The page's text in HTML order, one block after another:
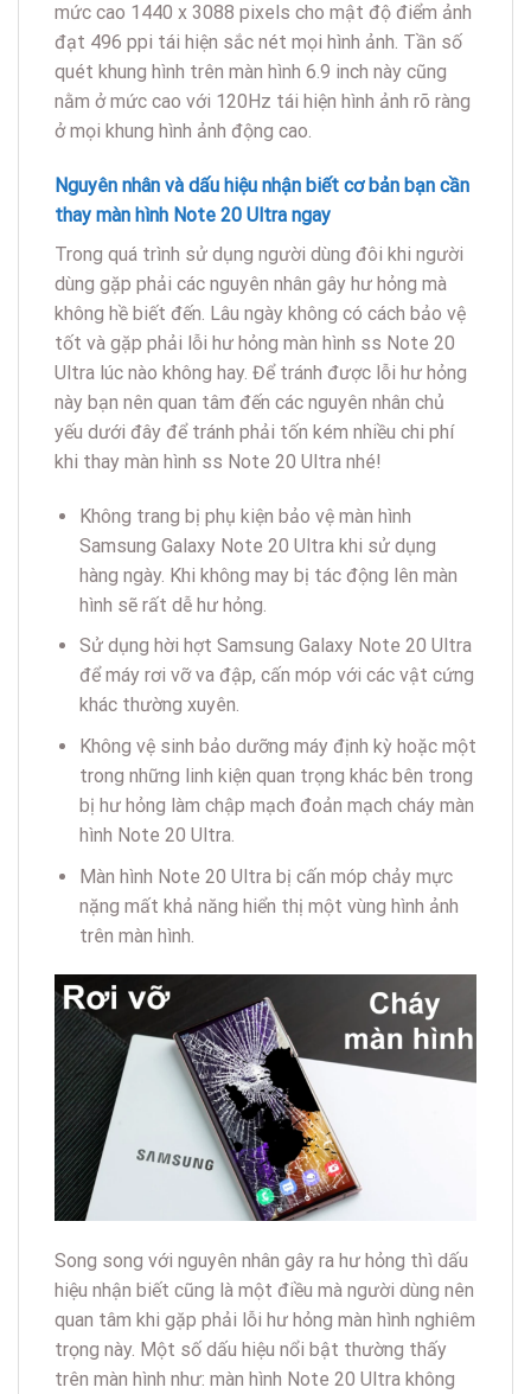
mức cao 1440 x 3088 pixels cho mật độ điểm ảnh
đạt 496 ppi tái hiện sắc nét mọi hình ảnh. Tần số
quét khung hình trên màn hình 6.9 inch này cũng
nằm ở mức cao với 120Hz tái hiện hình ảnh rõ ràng
ở mọi khung hình ảnh động cao.
Nguyên nhân và dấu hiệu nhận biết cơ bản bạn cần
thay màn hình Note 20 Ultra ngay
Trong quá trình sử dụng người dùng đôi khi người
dùng gặp phải các nguyên nhân gây hư hỏng mà
không hề biết đến. Lâu ngày không có cách bảo vệ
tốt và gặp phải lỗi hư hỏng màn hình ss Note 20
Ultra lúc nào không hay. Để tránh được lỗi hư hỏng
này bạn nên quan tâm đến các nguyên nhân chủ
yếu dưới đây để tránh phải tốn kém nhiều chi phí
khi thay màn hình ss Note 20 Ultra nhé!
Không trang bị phụ kiện bảo vệ màn hình
Samsung Galaxy Note 20 Ultra khi sử dụng
hàng ngày. Khi không may bị tác động lên màn
hình sẽ rất dễ hư hỏng.
Sử dụng hời hợt Samsung Galaxy Note 20 Ultra
để máy rơi vỡ va đập, cấn móp với các vật cứng
khác thường xuyên.
Không vệ sinh bảo dưỡng máy định kỳ hoặc một
trong những linh kiện quan trọng khác bên trong
bị hư hỏng làm chập mạch đoản mạch cháy màn
hình Note 20 Ultra.
Màn hình Note 20 Ultra bị cấn móp chảy mực
nặng mất khả năng hiển thị một vùng hình ảnh
trên màn hình.
Song song với nguyên nhân gây ra hư hỏng thì dấu
hiệu nhận biết cũng là một điều mà người dùng nên
quan tâm khi gặp phải lỗi hư hỏng màn hình nghiêm
trọng này. Một số dấu hiệu nổi bật thường thấy
trên màn hình như: màn hình Note 20 Ultra không